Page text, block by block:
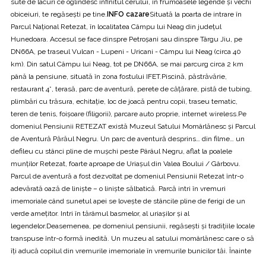
obiceiuri, te regăseşti pe tine. INFO cazareSituată la poarta de intrare în
Parcul Naţional Retezat, în localitatea Câmpu lui Neag din judeţul
Hunedoara. Accesul se face dinspre Petroşani sau dinspre Târgu Jiu, pe
DN66A, pe traseul Vulcan - Lupeni - Uricani - Câmpu lui Neag (circa 40
km). Din satul Câmpu lui Neag, tot pe DN66A, se mai parcurg circa 2 km
până la pensiune, situată în zona fostului IFET.Piscină, păstrăvărie,
restaurant 4*, terasă, parc de aventură, perete de căţărare, pistă de tubing,
plimbări cu trăsura, echitaţie, loc de joacă pentru copii, traseu tematic,
teren de tenis, foişoare (filigorii), parcare auto proprie, internet wireless.Pe
domeniul Pensiunii RETEZAT există Muzeul Satului Momârlănesc și Parcul
de Aventură Părăul Negru. Un parc de aventură desprins… din filme… un
defileu cu stânci pline de mușchi peste Pârâul Negru, aflat la poalele
munților Retezat, foarte aproape de Uriașul din Valea Boului / Gârbovu.
Parcul de aventură a fost dezvoltat pe domeniul Pensiunii Retezat într-o
adevărată oază de liniște – o liniște sălbatică. Parcă intri în vremuri
imemoriale când sunetul apei se lovește de stâncile pline de ferigi de un
verde amețitor. Intri în tărâmul basmelor, al uriașilor și al
legendelor.Deasemenea, pe domeniul pensiunii, regăsești și tradițiile locale
transpuse într-o formă inedită. Un muzeu al satului momârlănesc care o să
îți aducă copilul din vremurile imemoriale în vremurile bunicilor tăi. Înainte